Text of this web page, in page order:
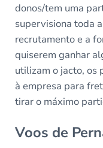
donos/tem uma
supervisiona toda
recrutamento e a
quiserem ganhar
utilizam o jacto, os
à empresa para
tirar o máximo
Voos de